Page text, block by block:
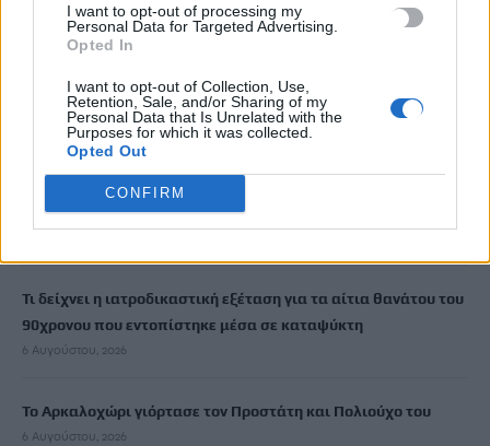
I want to opt-out of processing my
Personal Data for Targeted Advertising.
Opted In
I want to opt-out of Collection, Use,
Retention, Sale, and/or Sharing of my
Personal Data that Is Unrelated with the
Purposes for which it was collected.
Opted Out
CONFIRM
6 Αυγούστου, 2026
χρηματοδοτήσεις
6 Αυγούστου, 2026
Νέα χρηματοδότηση 1,5 εκατ. ευρώ για διαπλάτυνση του
Αγιοβασιλιώτικου Παραλιακού Δρόμου
Τι δείχνει η ιατροδικαστική εξέταση για τα αίτια θανάτου του
90χρονου που εντοπίστηκε μέσα σε καταψύκτη
6 Αυγούστου, 2026
Το Αρκαλοχώρι γιόρτασε τον Προστάτη και Πολιούχο του
6 Αυγούστου, 2026